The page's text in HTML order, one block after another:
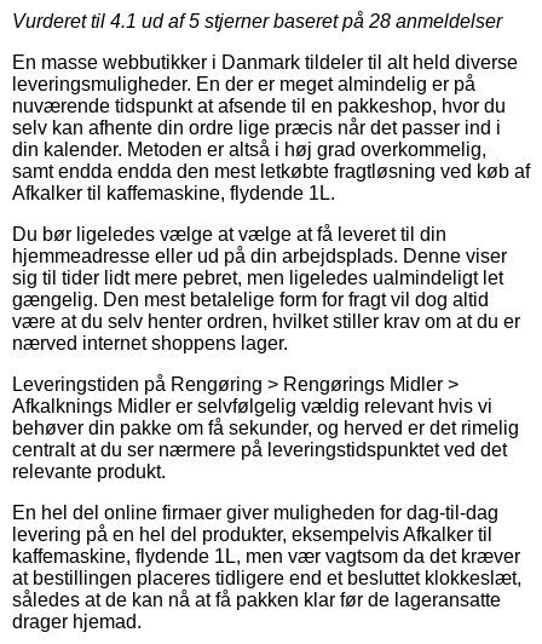
Vurderet til 4.1 ud af 5 stjerner baseret på 28 anmeldelser
En masse webbutikker i Danmark tildeler til alt held diverse
leveringsmuligheder. En der er meget almindelig er på
nuværende tidspunkt at afsende til en pakkeshop, hvor du
selv kan afhente din ordre lige præcis når det passer ind i
din kalender. Metoden er altså i høj grad overkommelig,
samt endda endda den mest letkøbte fragtløsning ved køb af
Afkalker til kaffemaskine, flydende 1L.
Du bør ligeledes vælge at vælge at få leveret til din
hjemmeadresse eller ud på din arbejdsplads. Denne viser
sig til tider lidt mere pebret, men ligeledes ualmindeligt let
gængelig. Den mest betalelige form for fragt vil dog altid
være at du selv henter ordren, hvilket stiller krav om at du er
nærved internet shoppens lager.
Leveringstiden på Rengøring > Rengørings Midler >
Afkalknings Midler er selvfølgelig vældig relevant hvis vi
behøver din pakke om få sekunder, og herved er det rimelig
centralt at du ser nærmere på leveringstidspunktet ved det
relevante produkt.
En hel del online firmaer giver muligheden for dag-til-dag
levering på en hel del produkter, eksempelvis Afkalker til
kaffemaskine, flydende 1L, men vær vagtsom da det kræver
at bestillingen placeres tidligere end et besluttet klokkeslæt,
således at de kan nå at få pakken klar før de lageransatte
drager hjemad.